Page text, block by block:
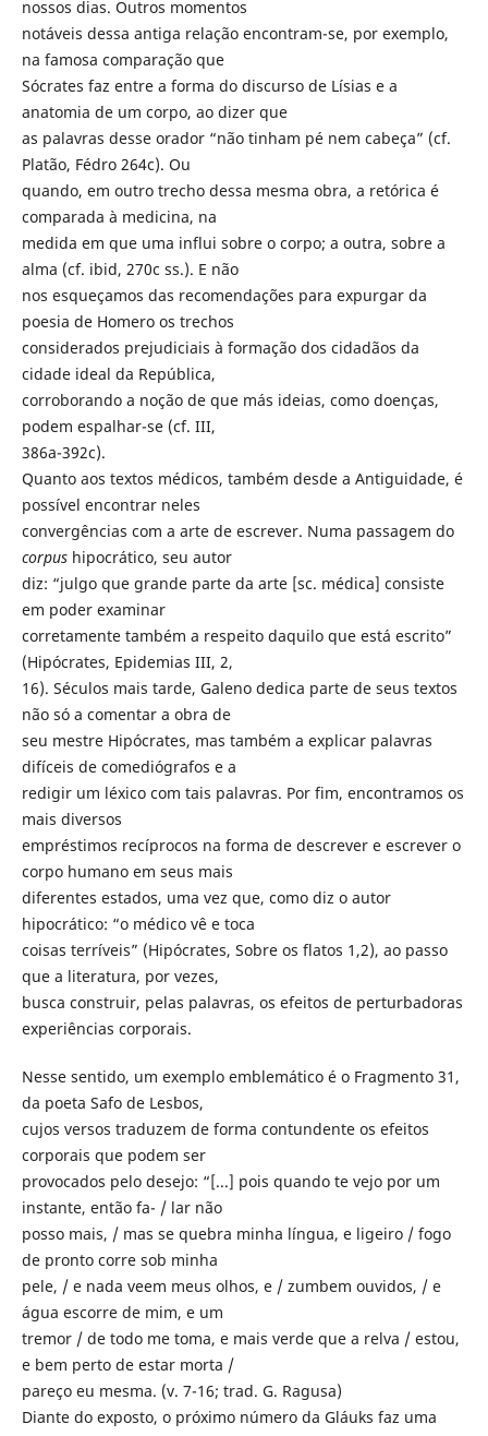
nossos dias. Outros momentos
notáveis dessa antiga relação encontram-se, por exemplo,
na famosa comparação que
Sócrates faz entre a forma do discurso de Lísias e a
anatomia de um corpo, ao dizer que
as palavras desse orador “não tinham pé nem cabeça” (cf.
Platão, Fédro 264c). Ou
quando, em outro trecho dessa mesma obra, a retórica é
comparada à medicina, na
medida em que uma influi sobre o corpo; a outra, sobre a
alma (cf. ibid, 270c ss.). E não
nos esqueçamos das recomendações para expurgar da
poesia de Homero os trechos
considerados prejudiciais à formação dos cidadãos da
cidade ideal da República,
corroborando a noção de que más ideias, como doenças,
podem espalhar-se (cf. III,
386a-392c).
Quanto aos textos médicos, também desde a Antiguidade, é
possível encontrar neles
convergências com a arte de escrever. Numa passagem do
corpushipocrático, seu autor
diz: “julgo que grande parte da arte [sc. médica] consiste
em poder examinar
corretamente também a respeito daquilo que está escrito”
(Hipócrates, Epidemias III, 2,
16). Séculos mais tarde, Galeno dedica parte de seus textos
não só a comentar a obra de
seu mestre Hipócrates, mas também a explicar palavras
difíceis de comediógrafos e a
redigir um léxico com tais palavras. Por fim, encontramos os
mais diversos
empréstimos recíprocos na forma de descrever e escrever o
corpo humano em seus mais
diferentes estados, uma vez que, como diz o autor
hipocrático: “o médico vê e toca
coisas terríveis” (Hipócrates, Sobre os flatos 1,2), ao passo
que a literatura, por vezes,
busca construir, pelas palavras, os efeitos de perturbadoras
experiências corporais.
Nesse sentido, um exemplo emblemático é o Fragmento 31,
da poeta Safo de Lesbos,
cujos versos traduzem de forma contundente os efeitos
corporais que podem ser
provocados pelo desejo: “[...] pois quando te vejo por um
instante, então fa- / lar não
posso mais, / mas se quebra minha língua, e ligeiro / fogo
de pronto corre sob minha
pele, / e nada veem meus olhos, e / zumbem ouvidos, / e
água escorre de mim, e um
tremor / de todo me toma, e mais verde que a relva / estou,
e bem perto de estar morta /
pareço eu mesma. (v. 7-16; trad. G. Ragusa)
Diante do exposto, o próximo número da Gláuks faz uma